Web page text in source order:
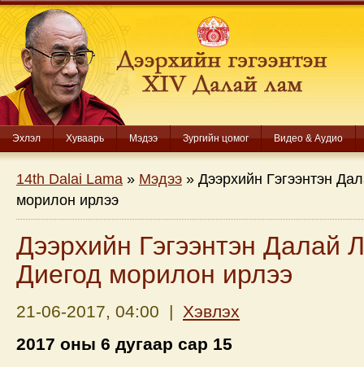
Эхлэл Хуваарь Мэдээ Зургийн цомог Видео & Аудио
14th Dalai Lama » Мэдээ » Дээрхийн Гэгээнтэн
морилон ирлээ
Дээрхийн Гэгээнтэн Далай
Диегод морилон ирлээ
21-06-2017, 04:00 | Хэвлэх
2017 оны 6 дугаар сар 15